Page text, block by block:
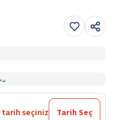
tarih seçiniz Tarih Seç